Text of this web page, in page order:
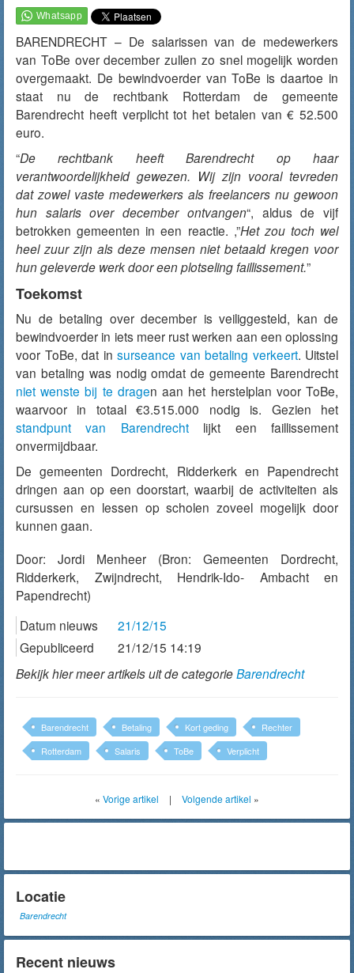
BARENDRECHT – De salarissen van de medewerkers
van ToBe over december zullen zo snel mogelijk worden
overgemaakt. De bewindvoerder van ToBe is daartoe in
staat nu de rechtbank Rotterdam de gemeente
Barendrecht heeft verplicht tot het betalen van € 52.500
euro.
“De rechtbank heeft Barendrecht op haar
verantwoordelijkheid gewezen. Wij zijn vooral tevreden
dat zowel vaste medewerkers als freelancers nu gewoon
hun salaris over december ontvangen“, aldus de vijf
betrokken gemeenten in een reactie. ,”Het zou toch wel
heel zuur zijn als deze mensen niet betaald kregen voor
hun geleverde werk door een plotseling faillissement.”
Toekomst
Nu de betaling over december is veiliggesteld, kan de
bewindvoerder in iets meer rust werken aan een oplossing
voor ToBe, dat in surseance van betaling verkeert. Uitstel
van betaling was nodig omdat de gemeente Barendrecht
niet wenste bij te dragen aan het herstelplan voor ToBe,
waarvoor in totaal €3.515.000 nodig is. Gezien het
standpunt van Barendrechtlijkt een faillissement
onvermijdbaar.
De gemeenten Dordrecht, Ridderkerk en Papendrecht
dringen aan op een doorstart, waarbij de activiteiten als
cursussen en lessen op scholen zoveel mogelijk door
kunnen gaan.
Door: Jordi Menheer (Bron: Gemeenten Dordrecht,
Ridderkerk, Zwijndrecht, Hendrik-Ido- Ambacht en
Papendrecht)
Datum nieuws
21/12/15
Gepubliceerd
21/12/15 14:19
Bekijk hier meer artikels uit de categorieBarendrecht
Barendrecht Betaling Kort geding
Rechter
Rotterdam
Salaris ToBe Verplicht
« Vorige artikel | Volgende artikel »
Locatie
Barendrecht
Recent nieuws